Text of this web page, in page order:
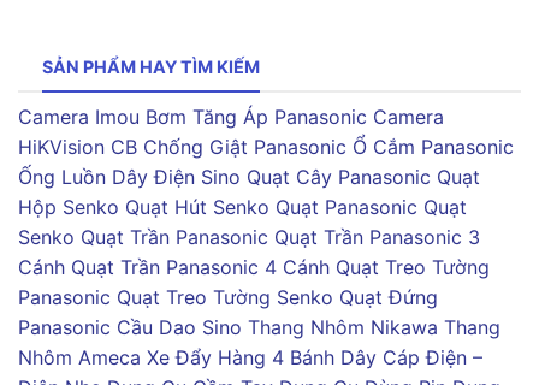
SẢN PHẨM HAY TÌM KIẾM
Camera Imou Bơm Tăng Áp Panasonic Camera
HiKVision CB Chống Giật Panasonic Ổ Cắm Panasonic
Ống Luồn Dây Điện Sino Quạt Cây Panasonic Quạt
Hộp Senko Quạt Hút Senko Quạt Panasonic Quạt
Senko Quạt Trần Panasonic Quạt Trần Panasonic 3
Cánh Quạt Trần Panasonic 4 Cánh Quạt Treo Tường
Panasonic Quạt Treo Tường Senko Quạt Đứng
Panasonic Cầu Dao Sino Thang Nhôm Nikawa Thang
Nhôm Ameca Xe Đẩy Hàng 4 Bánh Dây Cáp Điện –